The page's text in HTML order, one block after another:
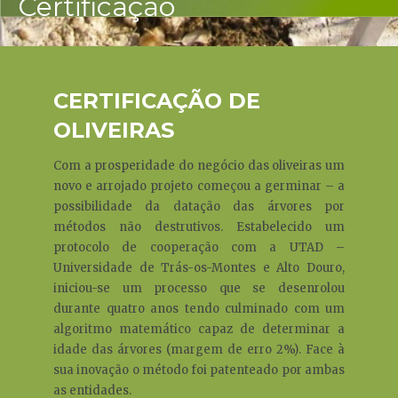
Certificação
CERTIFICAÇÃO DE
OLIVEIRAS
Com a prosperidade do negócio das oliveiras um
novo e arrojado projeto começou a germinar – a
possibilidade da datação das árvores por
métodos não destrutivos. Estabelecido um
protocolo de cooperação com a UTAD –
Universidade de Trás-os-Montes e Alto Douro,
iniciou-se um processo que se desenrolou
durante quatro anos tendo culminado com um
algoritmo matemático capaz de determinar a
idade das árvores (margem de erro 2%). Face à
sua inovação o método foi patenteado por ambas
as entidades.